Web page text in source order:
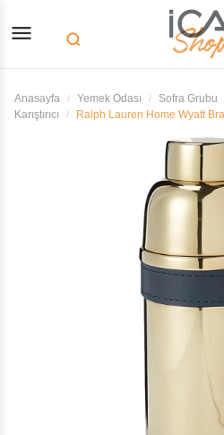
menu search
Anasayfa Yemek Odası Sofra Grubu
Karıştırıcı
Ralph Lauren Home Wyatt